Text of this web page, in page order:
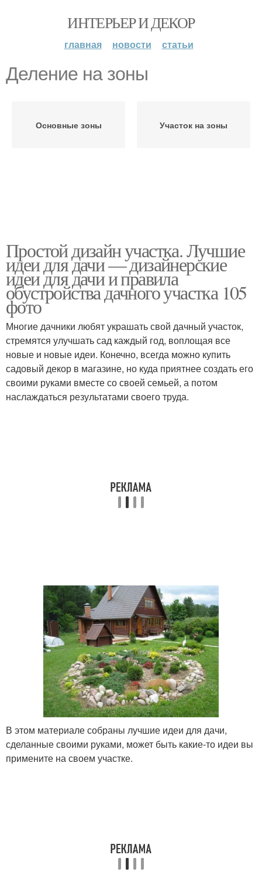
ИНТЕРЬЕР И ДЕКОР
главная новости статьи
Деление на зоны
Основные зоны Участок на зоны
Простой дизайн участка. Лучшие
идеи для дачи — дизайнерские
идеи для дачи и правила
обустройства дачного участка 105
фото
Многие дачники любят украшать свой дачный участок,
стремятся улучшать сад каждый год, воплощая все
новые и новые идеи. Конечно, всегда можно купить
садовый декор в магазине, но куда приятнее создать его
своими руками вместе со своей семьей, а потом
наслаждаться результатами своего труда.
В этом материале собраны лучшие идеи для дачи,
сделанные своими руками, может быть какие-то идеи вы
примените на своем участке.